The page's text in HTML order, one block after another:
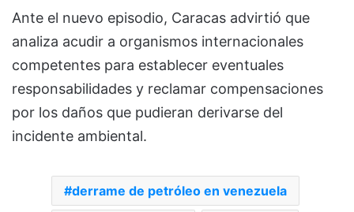
Ante el nuevo episodio, Caracas advirtió que
analiza acudir a organismos internacionales
competentes para establecer eventuales
responsabilidades y reclamar compensaciones
por los daños que pudieran derivarse del
incidente ambiental.
derrame de petróleo en venezuela